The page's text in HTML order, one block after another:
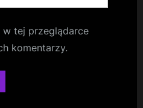
w tej przeglądarce
komentarzy.